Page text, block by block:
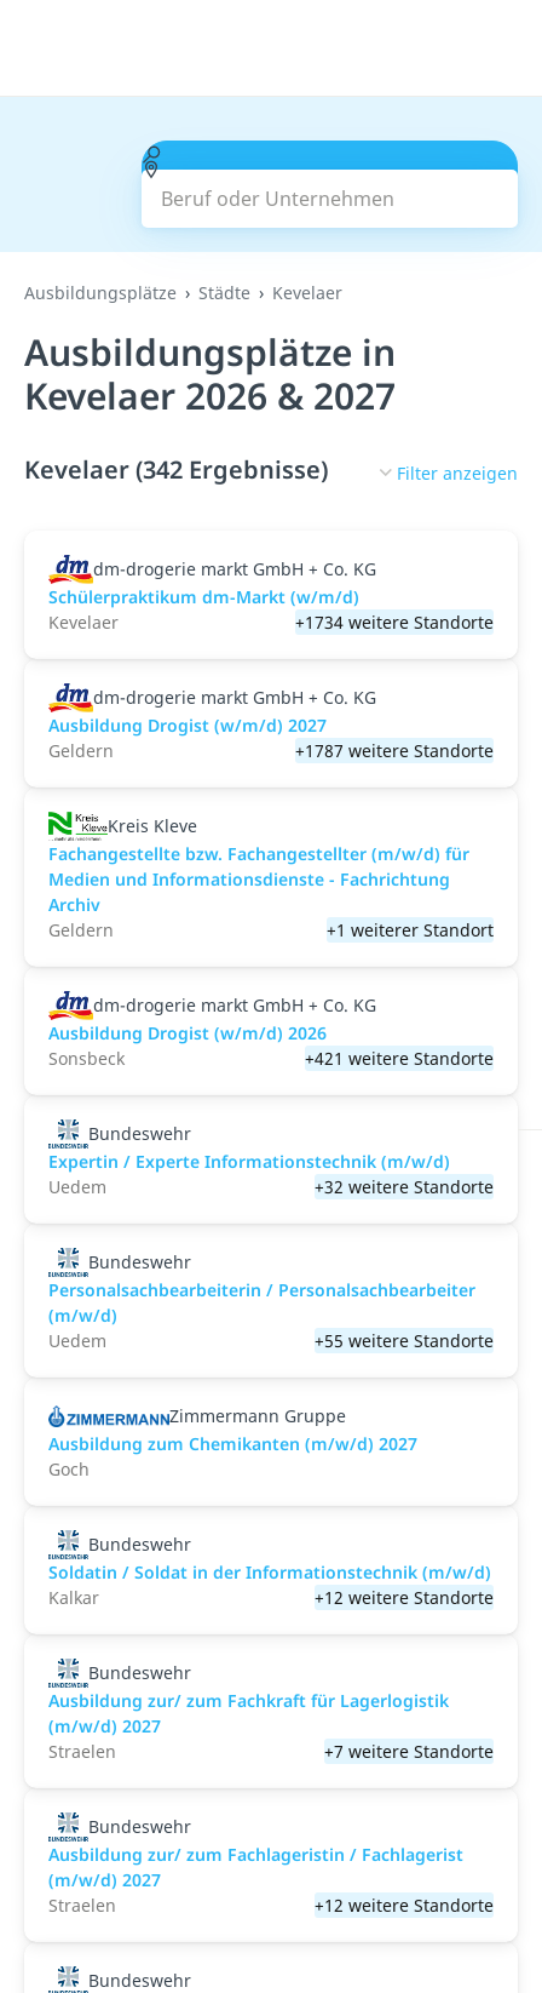
Beruf oder Unternehmen
Suchen
Ausbildungsplätze Städte Kevelaer
Ausbildungsplätze in
Kevelaer 2026 & 2027
Kevelaer (342 Ergebnisse) Filter anzeigen
dm-drogerie markt GmbH + Co. KG
Schülerpraktikum dm-Markt (w/m/d)
Kevelaer
+1734 weitere Standorte
dm-drogerie markt GmbH + Co. KG
Ausbildung Drogist (w/m/d) 2027
Geldern
+1787 weitere Standorte
Kreis Kleve
Fachangestellte bzw. Fachangestellter (m/w/d) für
Medien und Informationsdienste - Fachrichtung
Archiv
Geldern
+1 weiterer Standort
dm-drogerie markt GmbH + Co. KG
Ausbildung Drogist (w/m/d) 2026
Sonsbeck
+421 weitere Standorte
Bundeswehr
Expertin / Experte Informationstechnik (m/w/d)
Uedem
+32 weitere Standorte
Bundeswehr
Personalsachbearbeiterin / Personalsachbearbeiter
(m/w/d)
Uedem
+55 weitere Standorte
Zimmermann Gruppe
Ausbildung zum Chemikanten (m/w/d) 2027
Goch
Bundeswehr
Soldatin / Soldat in der Infor­mations­technik (m/w/d)
Kalkar
+12 weitere Standorte
Bundeswehr
Ausbildung zur/ zum Fachkraft für Lagerlogistik
(m/w/d) 2027
Straelen
+7 weitere Standorte
Bundeswehr
Ausbildung zur/ zum Fachlageristin / Fachlagerist
(m/w/d) 2027
Straelen
+12 weitere Standorte
Bundeswehr